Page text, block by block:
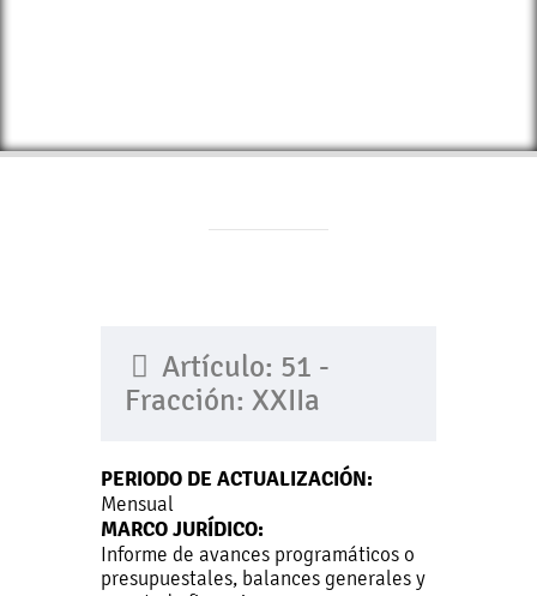
Artículo: 51 -
Fracción: XXIIa
PERIODO DE ACTUALIZACIÓN:
Mensual
MARCO JURÍDICO:
Informe de avances programáticos o
presupuestales, balances generales y